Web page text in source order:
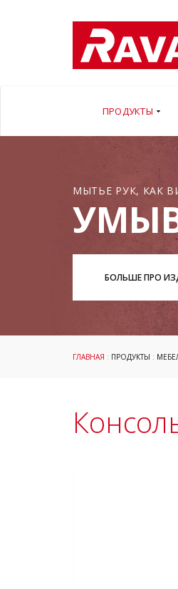
ПРОДУКТЫ
МЫТЬЕ РУК, КАК
БОЛЬШЕ ПРО
ГЛАВНАЯ : ПРОДУКТЫ :